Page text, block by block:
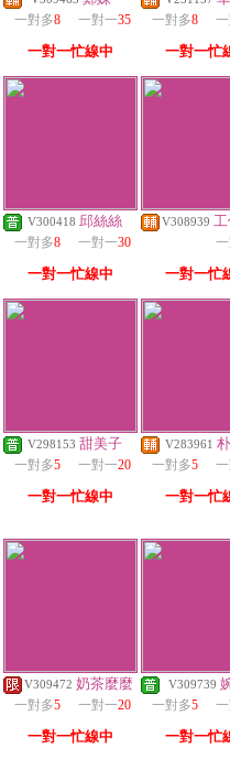
一對多8 一對一35
一對一忙線中
一對多8
一對一忙
V300418 邱絲絲
一對多8 一對一30
一對一忙線中
V308939
一對一忙
V298153 甜美子
一對多5 一對一20
一對一忙線中
V283961
一對多5
一對一忙
V309472 奶茶麼麼
一對多5 一對一20
一對一忙線中
V309739
一對多5
一對一忙